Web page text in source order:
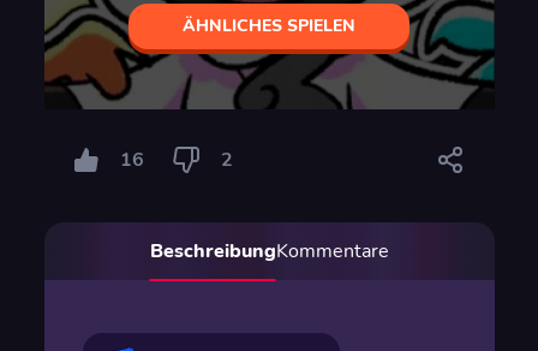
ÄHNLICHES SPIELEN
16 2
BeschreibungKommentare